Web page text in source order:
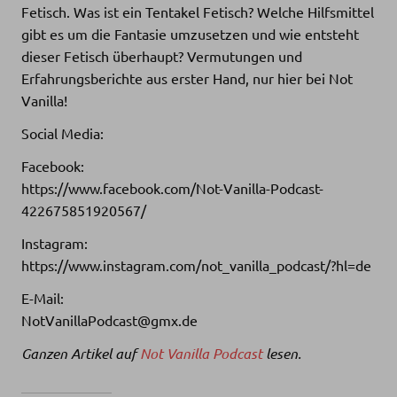
Fetisch. Was ist ein Tentakel Fetisch? Welche Hilfsmittel
gibt es um die Fantasie umzusetzen und wie entsteht
dieser Fetisch überhaupt? Vermutungen und
Erfahrungsberichte aus erster Hand, nur hier bei Not
Vanilla!
Social Media:
Facebook:
https://www.facebook.com/Not-Vanilla-Podcast-
422675851920567/
Instagram:
https://www.instagram.com/not_vanilla_podcast/?hl=de
E-Mail:
NotVanillaPodcast@gmx.de
Ganzen Artikel aufNot Vanilla Podcastlesen.